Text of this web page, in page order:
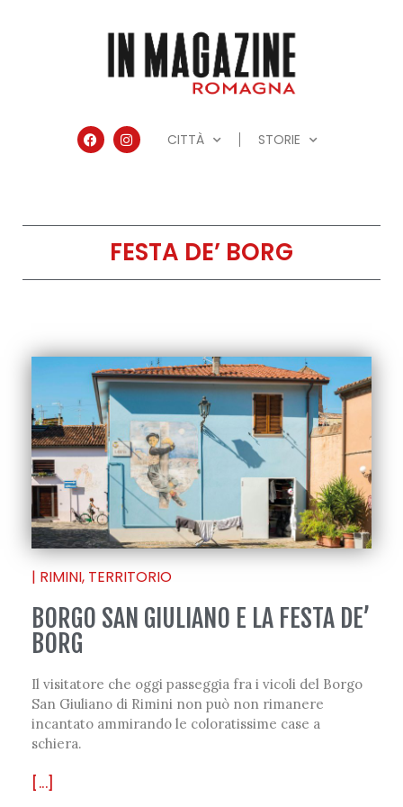
CITTÀ STORIE
FESTA DE’ BORG
| RIMINI, TERRITORIO
BORGO SAN GIULIANO E LA FESTA DE’
BORG
Il visitatore che oggi passeggia fra i vicoli del Borgo
San Giuliano di Rimini non può non rimanere
incantato ammirando le coloratissime case a
schiera.
[...]